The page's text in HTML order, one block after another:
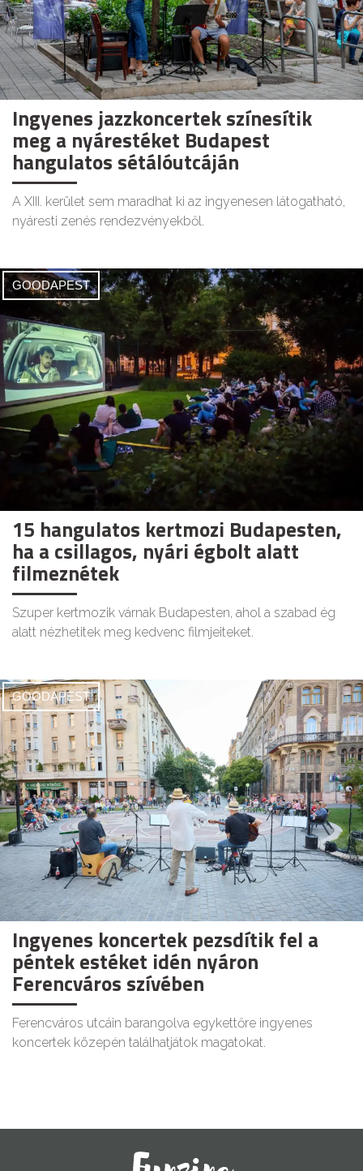
Ingyenes jazzkoncertek színesítik
meg a nyárestéket Budapest
hangulatos sétálóutcáján
A XIII. kerület sem maradhat ki az ingyenesen látogatható,
nyáresti zenés rendezvényekből.
GOODAPEST
15 hangulatos kertmozi Budapesten,
ha a csillagos, nyári égbolt alatt
filmeznétek
Szuper kertmozik várnak Budapesten, ahol a szabad ég
alatt nézhetitek meg kedvenc filmjeiteket.
GOODAPEST
Ingyenes koncertek pezsdítik fel a
péntek estéket idén nyáron
Ferencváros szívében
Ferencváros utcáin barangolva egykettőre ingyenes
koncertek közepén találhatjátok magatokat.